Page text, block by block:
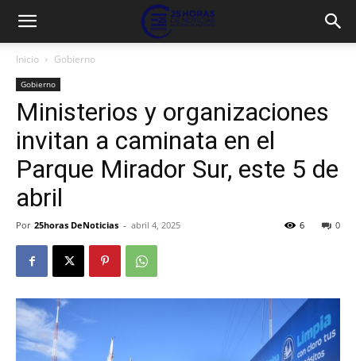
Inicio Gobierno
Gobierno
Ministerios y organizaciones
invitan a caminata en el
Parque Mirador Sur, este 5 de
abril
Por 25horas DeNoticias - abril 4, 2025 0
6